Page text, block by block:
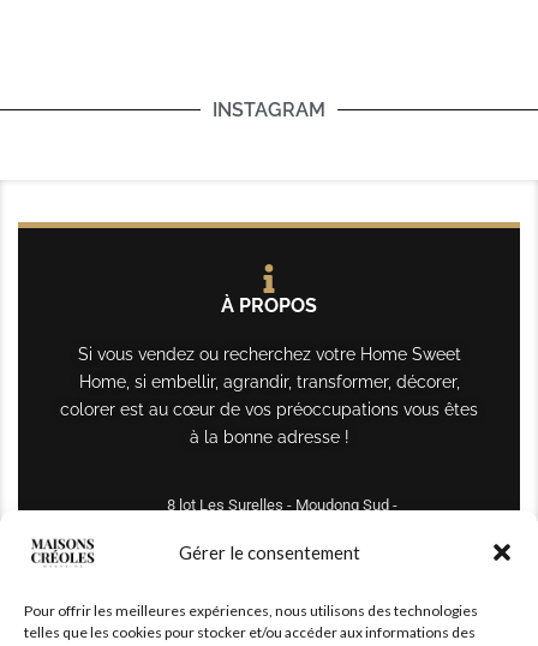
Gérer le consentement
Pour offrir les meilleures expériences, nous utilisons des technologies
telles que les cookies pour stocker et/ou accéder aux informations des
INSTAGRAM
À PROPOS
Si vous vendez ou recherchez votre Home Sweet
Home, si embellir, agrandir, transformer, décorer,
colorer est au cœur de vos préoccupations vous êtes
à la bonne adresse !
8 lot Les Surelles - Moudong Sud -
maisonscreoles.immo@gmail.com